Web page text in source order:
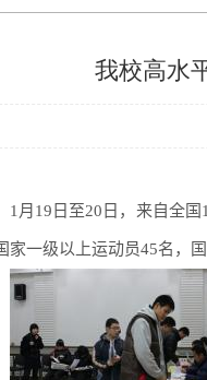
我校高水
1月19日至20日，来自全
家一级以上运动员45名，